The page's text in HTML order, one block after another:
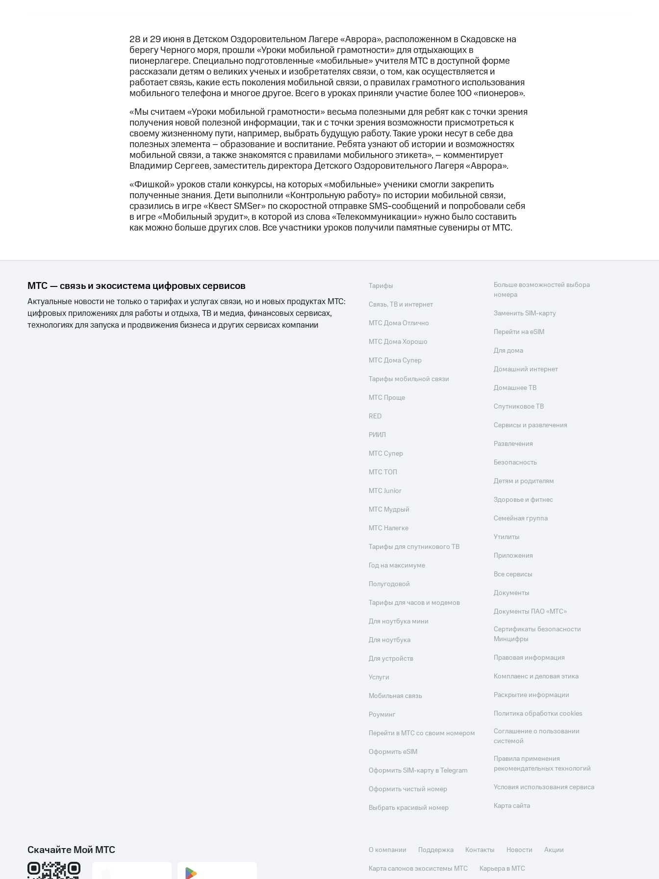
28 и 29 июня в Детском Оздоровительном Лагере «Аврора», расположенном в Скадовске на
берегу Черного моря, прошли «Уроки мобильной грамотности» для отдыхающих в
пионерлагере. Специально подготовленные «мобильные» учителя МТС в доступной форме
рассказали детям о великих ученых и изобретателях связи, о том, как осуществляется и
работает связь, какие есть поколения мобильной связи, о правилах грамотного использования
мобильного телефона и многое другое. Всего в уроках приняли участие более 100 «пионеров».
«Мы считаем «Уроки мобильной грамотности» весьма полезными для ребят как с точки зрения
получения новой полезной информации, так и с точки зрения возможности присмотреться к
своему жизненному пути, например, выбрать будущую работу. Такие уроки несут в себе два
полезных элемента – образование и воспитание. Ребята узнают об истории и возможностях
мобильной связи, а также знакомятся с правилами мобильного этикета», – комментирует
Владимир Сергеев, заместитель директора Детского Оздоровительного Лагеря «Аврора».
«Фишкой» уроков стали конкурсы, на которых «мобильные» ученики смогли закрепить
полученные знания. Дети выполнили «Контрольную работу» по истории мобильной связи,
сразились в игре «Квест SMSer» по скоростной отправке SMS-сообщений и попробовали себя
в игре «Мобильный эрудит», в которой из слова «Телекоммуникации» нужно было составить
как можно больше других слов. Все участники уроков получили памятные сувениры от МТС.
МТС — связь и экосистема цифровых сервисов
Актуальные новости не только о тарифах и услугах связи, но и новых продуктах МТС:
цифровых приложениях для работы и отдыха, ТВ и медиа, финансовых сервисах,
технологиях для запуска и продвижения бизнеса и других сервисах компании
Тарифы
Связь, ТВ и интернет
МТС Дома Отлично
МТС Дома Хорошо
МТС Дома Супер
Тарифы мобильной связи
МТС Проще
RED
РИИЛ
МТС Супер
МТС ТОП
МТС Junior
МТС Мудрый
МТС Налегке
Тарифы для спутникового ТВ
Год на максимуме
Полугодовой
Тарифы для часов и модемов
Для ноутбука мини
Для ноутбука
Для устройств
Услуги
Мобильная связь
Роуминг
Перейти в МТС со своим номером
Оформить eSIM
Оформить SIM-карту в Telegram
Оформить чистый номер
Выбрать красивый номер
Больше возможностей выбора
номера
Заменить SIM-карту
Перейти на eSIM
Для дома
Домашний интернет
Домашнее ТВ
Спутниковое ТВ
Сервисы и развлечения
Развлечения
Безопасность
Детям и родителям
Здоровье и фитнес
Семейная группа
Утилиты
Приложения
Все сервисы
Документы
Документы ПАО «МТС»
Сертификаты безопасности
Минцифры
Правовая информация
Комплаенс и деловая этика
Раскрытие информации
Политика обработки cookies
Соглашение о пользовании
системой
Правила применения
рекомендательных технологий
Условия использования сервиса
Карта сайта
Скачайте Мой МТС О компании Поддержка Контакты Новости
Акции
Карта салонов экосистемы МТС
Карьера в МТС